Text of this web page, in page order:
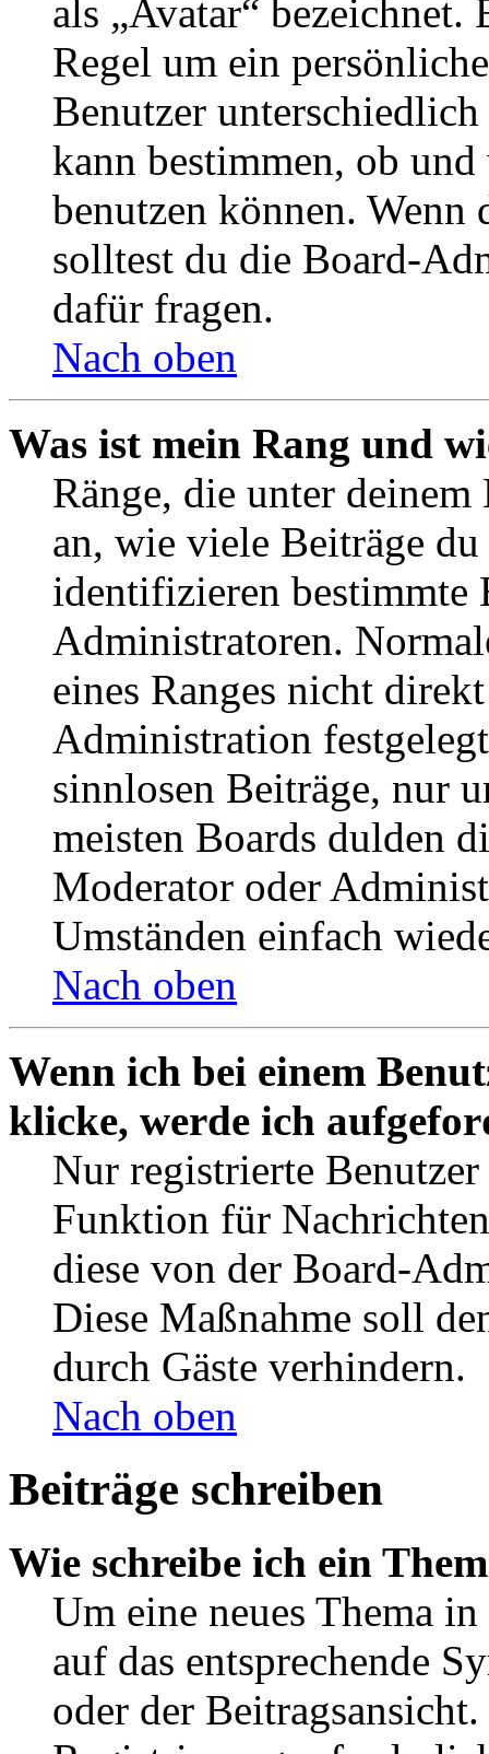
als „Avatar“
Regel um ein
Benutzer
kann bestimmen, ob
benutzen können. Wenn
solltest du die Board-
dafür fragen.
Nach oben
Was ist mein Rang und
Ränge, die unter deinem
an, wie viele Beiträge
identifizieren bestimmte
Administratoren.
eines Ranges nicht
Administration
sinnlosen Beiträge, nur
meisten Boards dulden
Moderator oder
Umständen einfach
Nach oben
Wenn ich bei einem
klicke, werde ich
Nur registrierte
Funktion für
diese von der Board-
Diese Maßnahme soll
durch Gäste verhindern.
Nach oben
Beiträge schreiben
Wie schreibe ich ein
Um eine neues Thema
auf das entsprechende
oder der